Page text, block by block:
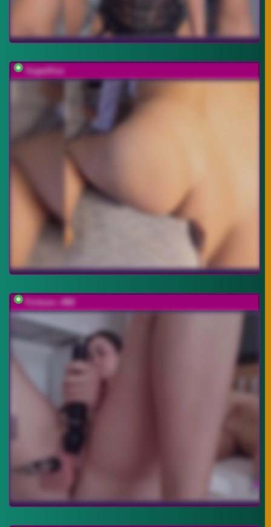
SugarKiss
Fortune---888